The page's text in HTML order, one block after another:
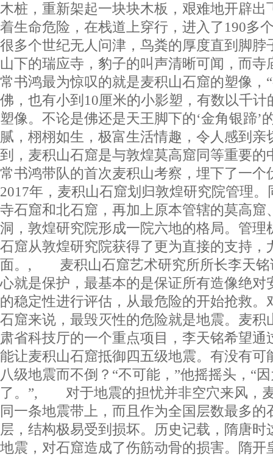
木桩，重新架起一块块木板，艰难地开辟出
着生命危险，在栈道上穿行，进入了190多
很多个世纪无人问津，鸟粪的厚度直到脚脖
山下的瑞应寺，豹子的叫声清晰可闻，
常书鸿最为惊叹的就是麦积山石窟的塑像，
佛，也有小到10厘米的小影塑，有数以千计
塑像。不论是佛还是天王脚下的‘金角银蹄’
腻，栩栩如生，极富生活情趣，令人感到亲
到，麦积山石窟是与敦煌莫高窟同等重
常书鸿带队的首次麦积山考察，埋下了一个
2017年，麦积山石窟划归敦煌研究院管理
寺石窟和北石窟，再加上原本管辖的莫高窟
洞，敦煌研究院形成一院六地的格局。管理
石窟从敦煌研究院获得了更为直接的支持，
面。, 麦积山石窟艺术研究所所长李天铭
心就是保护，最基本的是保证所有造像绝对
的稳定性进行评估，从最危险的开始抢救。
石窟来说，最毁灭性的危险就是地震。麦积
肃省科技厅的一个重点项目，李天铭希望通
能让麦积山石窟抵御四五级地震。有没有可
八级地震而不倒？“不可能，”他摇摇头，“
了。”, 对于地震的担忧并非空穴来风，
同一条地震带上，而且作为全国层数最多的
层，结构极易受到损坏。历史记载，隋唐时
地震，对石窟造成了伤筋动骨的损害。隋开